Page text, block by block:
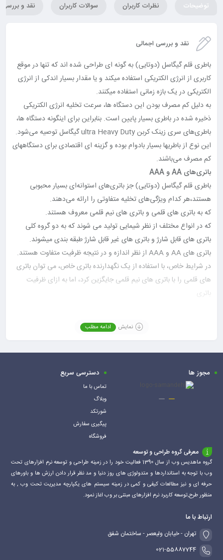
توضیحات نظرات کاربران سوالات کاربران نقد و بررسی
نقد و بررسی اجمالی
باطری قلم گیگاسل (دوتایی) به گونه ای طراحی شده اند که تنها در موقع
کاربری از انرژی الکتریکی استفاده میکند و یا مقدار بسیار اندکی از انرژی
الکتریکی در یک بازه زمانی استفاده میکنند.
به دلیل کم مصرف بودن این دستگاه ها، سرعت تخلیه انرژی الکتریکی
ذخیره شده در باطری بسیار پایین است. بنابراین برای اینگونه دستگاه ها،
باطری‌های سری زینک کربن ultra Heavy Duty گیگاسل توصیه می‌شود.
این نوع از باطریها بسیار بادوام بوده و گزینه ای اقتصادی برای دستگاههای
کم مصرف می‌باشند.
باتری‌های AA و AAA
باطری قلم گیگاسل (دوتایی) جز باتری‌های استوانه‌ای بسیار محبوبی
هستند،هر کدام ویژگی‌های تخلیه متفاوتی را ارائه می‌دهند.
که به باتری های قلمی و باتری های نیم قلمی معروف هستند.
که در انواع مختلف از نظر شیمایی تولید می شوند که به دو گروه کلی
باتری های قابل شارژ و باتری های غیر قابل شارژ طبقه بندی میشوند.
باتری های AA و AAA از نظر اندازه و در نتیجه ظرفیت متفاوت هستند.
در شرایط خاص، با استفاده از یک نگهدارنده باتری خاص، می توان باتری
های قلمی را با باتری های نیم قلمی جایگزین کرد، اما به ازای ظرفیت
باتری
حالی که باتری های نیم قلمی دارای ابعاد فیزیکی 10.5*44.5 میلی متر
بیشتری دارند و می‌توانند جریان‌های تخلیه قوی‌تری را ارائه دهند.
شرکت سازنده :گیگاسل / Gigacell
تعداد باتري: در هر پک2 عدد در هر پک
نوع باتري:AA
ولتاژ باتري:1.5ولت
قابليت شارژ مجدد:ندارد
مناسب برای:کنترل، گیم پد، ماوس، دوربین و …
ساير ويژگي ها:بدون جیوه و کادمیوم
نمایش ادامه مطلب
مجوز ها دسترسی سریع
تماس با ما
وبلاگ
شورتکد
پیگیری سفارش
فروشگاه
معرفی گروه طراحی و توسعه
گروه ماهدیس وب از سال 1390 فعالیت خود را در زمینه طراحی و توسعه نرم افزارهای تحت
وب با توجه به استانداردها و متدولوژی های روز دنیا و مد نظر قرار دادن ارزش ها و باورهای
حرفه ای و نیز مطالعات کیفی و کمی در زمینه سیستم های یکپارچه مدیریت تحت وب , به
منظور طرح,توسعه کاربرد نرم افزارهای مبتنی بر وب اغاز نمود.
ارتباط با ما
تهران - خیابان ولیعصر - ساختمان شفق
021-55887744